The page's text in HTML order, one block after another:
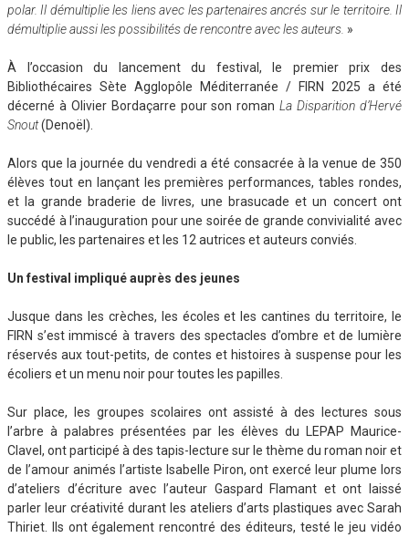
polar. Il démultiplie les liens avec les partenaires ancrés sur le territoire. Il
démultiplie aussi les possibilités de rencontre avec les auteurs. »
À l’occasion du lancement du festival, le premier prix des
Bibliothécaires Sète Agglopôle Méditerranée / FIRN 2025 a été
décerné à Olivier Bordaçarre pour son romanLa Disparition d’Hervé
Snout(Denoël).
Alors que la journée du vendredi a été consacrée à la venue de 350
élèves tout en lançant les premières performances, tables rondes,
et la grande braderie de livres, une brasucade et un concert ont
succédé à l’inauguration pour une soirée de grande convivialité avec
le public, les partenaires et les 12 autrices et auteurs conviés.
Un festival impliqué auprès des jeunes
Jusque dans les crèches, les écoles et les cantines du territoire, le
FIRN s’est immiscé à travers des spectacles d’ombre et de lumière
réservés aux tout-petits, de contes et histoires à suspense pour les
écoliers et un menu noir pour toutes les papilles.
Sur place, les groupes scolaires ont assisté à des lectures sous
l’arbre à palabres présentées par les élèves du LEPAP Maurice-
Clavel, ont participé à des tapis-lecture sur le thème du roman noir et
de l’amour animés l’artiste Isabelle Piron, ont exercé leur plume lors
d’ateliers d’écriture avec l’auteur Gaspard Flamant et ont laissé
parler leur créativité durant les ateliers d’arts plastiques avec Sarah
Thiriet. Ils ont également rencontré des éditeurs, testé le jeu vidéo